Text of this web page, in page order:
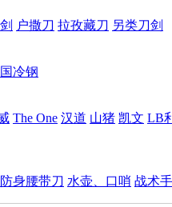
户撒刀 拉孜藏刀 另类刀剑
冷钢
The One 汉道 山猪 凯文 LB
防身腰带刀 水壶、口哨 战术